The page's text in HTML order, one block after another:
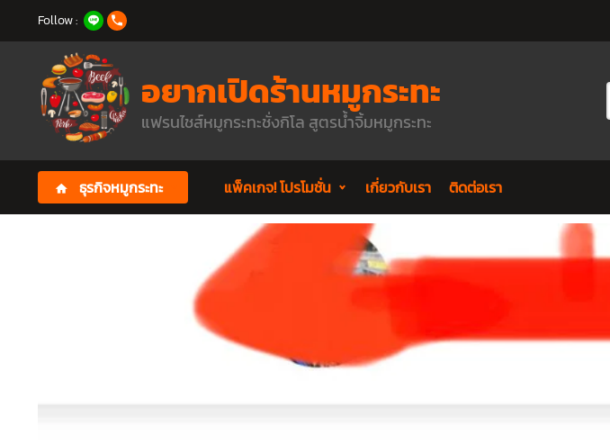
Follow :
อยากเปิดร้านหมูกระทะ
แฟรนไชส์หมูกระทะชั่งกิโล สูตรน้ำจิ้มหมูกระทะ
ธุรกิจหมูกระทะ แพ็คเกจ! โปรโมชั่น เกี่ยวกับเรา ติดต่อเรา